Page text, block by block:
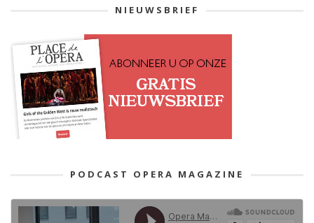
NIEUWSBRIEF
PODCAST OPERA MAGAZINE